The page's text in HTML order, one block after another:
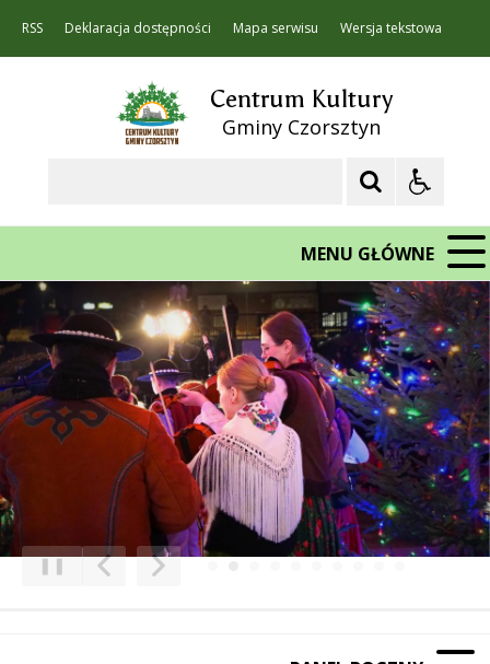
RSS Deklaracja dostępności Mapa serwisu Wersja tekstowa
Centrum Kultury
Gminy Czorsztyn
MENU GŁÓWNE
Poprzedni Element
Następny Element
❚❚